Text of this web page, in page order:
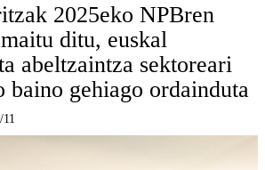
2025eko NPBren
ditu, euskal
abeltzaintza sektoreari
gehiago ordainduta